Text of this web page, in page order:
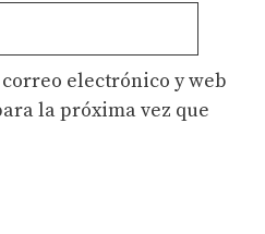
electrónico y web
la próxima vez que